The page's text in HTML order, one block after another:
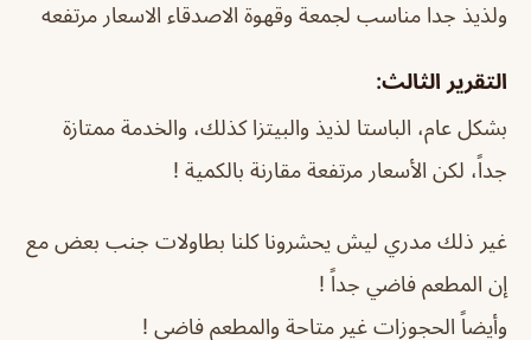
ولذيذ جدا مناسب لجمعة وقهوة الاصدقاء الاسعار مرتفعه
التقرير الثالث:
بشكل عام، الباستا لذيذ والبيتزا كذلك، والخدمة ممتازة
جداً، لكن الأسعار مرتفعة مقارنة بالكمية !
غير ذلك مدري ليش يحشرونا كلنا بطاولات جنب بعض مع
إن المطعم فاضي جداً !
وأيضاً الحجوزات غير متاحة والمطعم فاضي !